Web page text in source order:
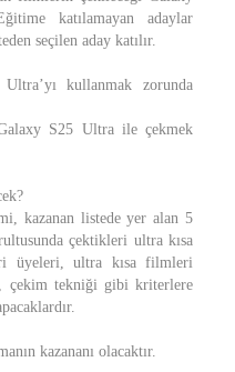
katılamayan adaylar
seçilen aday katılır.
kullanmak zorunda
S25 Ultra ile çekmek
kazanan listede yer alan 5
çektikleri ultra kısa
üyeleri, ultra kısa filmleri
çekim tekniği gibi kriterlere
kazananı olacaktır.